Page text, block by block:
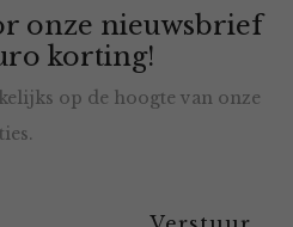
onze nieuwsbrief
korting!
op de hoogte van onze